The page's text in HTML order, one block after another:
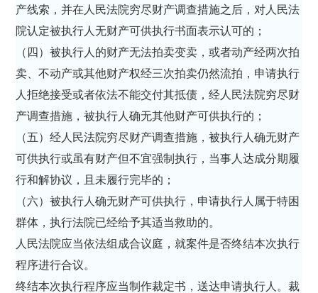
产线索，并在人民法院穷尽财产调查措施之后，对人民法
院认定被执行人无财产可供执行书面表示认可的；
（四）被执行人的财产无法拍卖变卖，或者动产经两次拍
卖、不动产或其他财产权经三次拍卖仍然流拍，申请执行
人拒绝接受或者依法不能交付其抵债，经人民法院穷尽财
产调查措施，被执行人确无其他财产可供执行的；
（五）经人民法院穷尽财产调查措施，被执行人确无财产
可供执行或虽有财产但不宜强制执行，当事人达成分期履
行和解协议，且未履行完毕的；
（六）被执行人确无财产可供执行，申请执行人属于特困
群体，执行法院已经给予其适当救助的。
人民法院应当依法组成合议庭，就案件是否终结本次执行
程序进行合议。
终结本次执行程序应当制作裁定书，送达申请执行人。裁